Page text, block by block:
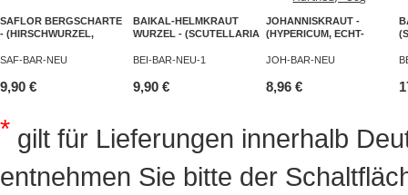
SAFLOR BERGSCHARTE
- (HIRSCHWURZEL,
RHAPONTICUM
ECDYSTERON) - 50G
SAF-BAR-NEU
9,90 €
BAIKAL-HELMKRAUT
WURZEL - (SCUTELLARIA
BEI-BAR-NEU-1
9,90 €
JOHANNISKRAUT -
(HYPERICUM, ECHT-
GEWÖHNLICHES
DURCHLÖCHERTES
JOHANNISKRAUT,
TÜPFEL-HARTHEU) - 50G
JOH-BAR-NEU
8,96 €
* gilt für Lieferungen innerhalb
entnehmen Sie bitte der